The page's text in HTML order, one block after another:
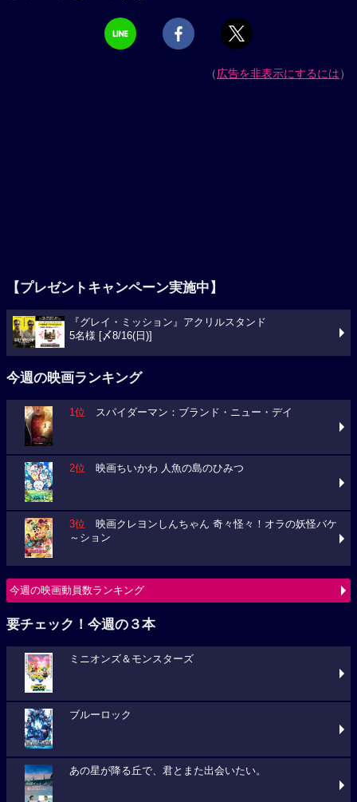
（広告を非表示にするには）
【プレゼントキャンペーン実施中】
『グレイ・ミッション』アクリルスタンド
5名様 [〆8/16(日)]
今週の映画ランキング
1位 スパイダーマン：ブランド・ニュー・デイ
2位 映画ちいかわ 人魚の島のひみつ
3位 映画クレヨンしんちゃん 奇々怪々！オラの妖怪バケ
～ション
今週の映画動員数ランキング
要チェック！今週の３本
ミニオンズ＆モンスターズ
ブルーロック
あの星が降る丘で、君とまた出会いたい。